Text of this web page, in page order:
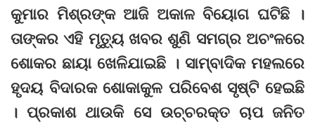
କୁମାର ମିଶ୍ରଙ୍କ ଆଜି ଅକାଳ ବିୟୋଗ ଘଟିଛି ।
ତାଙ୍କର ଏହି ମୃତ୍ୟୁ ଖବର ଶୁଣି ସମଗ୍ର ଅଚଂଳରେ
ଶୋକର ଛାୟା ଖେଳିଯାଇଛି । ସାମ୍ବାଦିକ ମହଲରେ
ହୃଦୟ ବିଦାରକ ଶୋକାକୁଳ ପରିବେଶ ସୃଷ୍ଟି ହେଇଛି
। ପ୍ରକାଶ ଥାଉକି ସେ ଉଚ୍ଚରକ୍ତ ଚାପ ଜନିତ